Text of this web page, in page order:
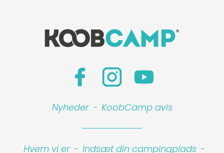
Nyheder - KoobCamp avis
Hvem vi er - Indsæt din campingplads -